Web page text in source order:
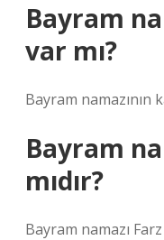
Bayram
var mı?
Bayram namazının
Bayram
mıdır?
Bayram namazı